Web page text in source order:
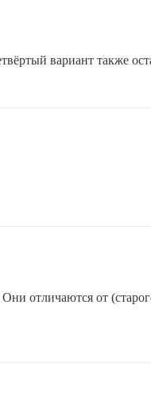
вариант также
отличаются от